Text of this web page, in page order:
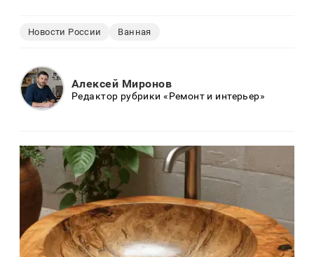
Новости России Ванная
Алексей Миронов
Редактор рубрики «Ремонт и интерьер»